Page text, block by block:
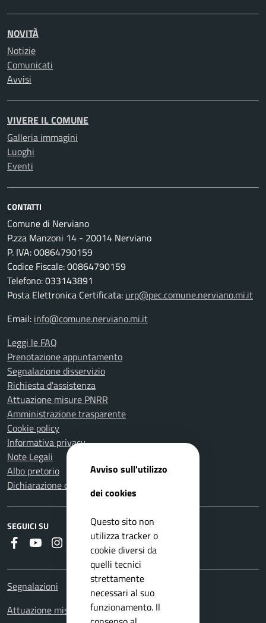
NOVITÀ
Notizie
Comunicati
Avvisi
VIVERE IL COMUNE
Galleria immagini
Luoghi
Eventi
CONTATTI
Comune di Nerviano
P.zza Manzoni 14 - 20014 Nerviano
P. IVA: 00864790159
Codice Fiscale: 00864790159
Telefono: 033143891
Posta Elettronica Certificata: urp@pec.comune.nerviano.mi.it
Email: info@comune.nerviano.mi.it
Leggi le FAQ
Prenotazione appuntamento
Segnalazione disservizio
Richiesta d'assistenza
Attuazione misure PNRR
Amministrazione trasparente
Cookie policy
Informativa privacy
Note Legali
Albo pretorio
Dichiarazione di accessibilità
SEGUICI SU
Faceboook
YoutubeInstagramWhatsapp
RSS
Segnalazioni
Attuazione misure PNRR
Avviso sull'utilizzo
dei cookies
Questo sito non
utilizza tracker o
cookie diversi da
quelli tecnici
strettamente
necessari al suo
funzionamento. Il